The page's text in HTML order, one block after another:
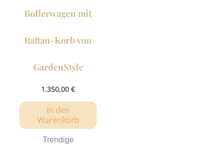
Bollerwagen mit
Rattan-Korb von
GardenStyle
1.350,00 €
In den
Warenkorb
Trendige